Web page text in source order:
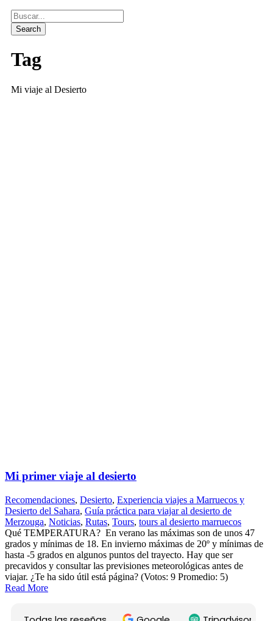
Tag
Mi viaje al Desierto
Mi primer viaje al desierto
Recomendaciones, Desierto, Experiencia viajes a Marruecos y
Desierto del Sahara, Guía práctica para viajar al desierto de
Merzouga, Noticias, Rutas, Tours, tours al desierto marruecos
Qué TEMPERATURA? En verano las máximas son de unos 47
grados y mínimas de 18. En invierno máximas de 20º y mínimas de
hasta -5 grados en algunos puntos del trayecto. Hay que ser
precavidos y consultar las previsiones meteorológicas antes de
viajar. ¿Te ha sido útil está página? (Votos: 9 Promedio: 5)
Read More